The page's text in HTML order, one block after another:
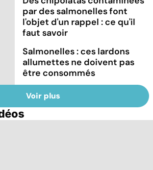
par des salmonelles font
l'objet d'un rappel : ce qu'il
faut savoir
Salmonelles : ces lardons
allumettes ne doivent pas
être consommés
Voir plus